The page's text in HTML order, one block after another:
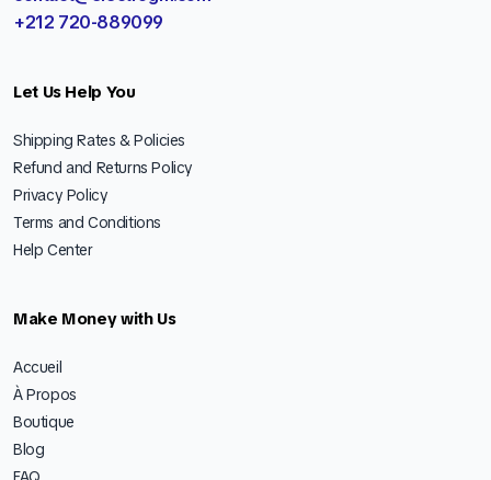
+212 720-889099
Let Us Help You
Shipping Rates & Policies
Refund and Returns Policy
Privacy Policy
Terms and Conditions
Help Center
Make Money with Us
Accueil
À Propos
Boutique
Blog